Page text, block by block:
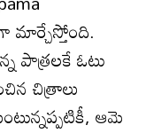
మార్చేస్తోంది.
పాత్రలకే ఓటు
చిత్రాలు
ఆమె